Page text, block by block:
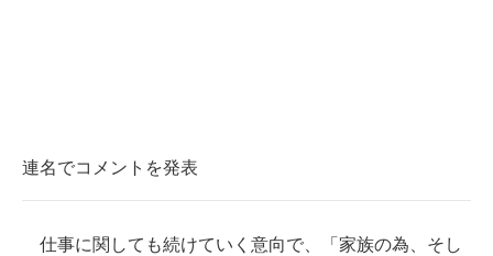
連名でコメントを発表
仕事に関しても続けていく意向で、「家族の為、そし